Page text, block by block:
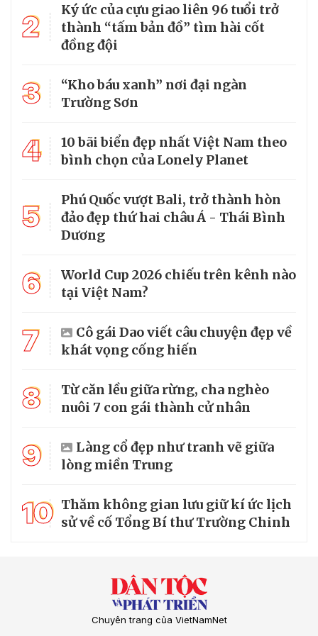
2
Ký ức của cựu giao liên 96 tuổi trở
thành “tấm bản đồ” tìm hài cốt
đồng đội
3
“Kho báu xanh” nơi đại ngàn
Trường Sơn
4
10 bãi biển đẹp nhất Việt Nam theo
bình chọn của Lonely Planet
5
Phú Quốc vượt Bali, trở thành hòn
đảo đẹp thứ hai châu Á - Thái Bình
Dương
6
World Cup 2026 chiếu trên kênh nào
tại Việt Nam?
7
Cô gái Dao viết câu chuyện đẹp về
khát vọng cống hiến
8
Từ căn lều giữa rừng, cha nghèo
nuôi 7 con gái thành cử nhân
9
Làng cổ đẹp như tranh vẽ giữa
lòng miền Trung
10 Thăm không gian lưu giữ kí ức lịch
sử về cố Tổng Bí thư Trường Chinh
Chuyên trang của VietNamNet